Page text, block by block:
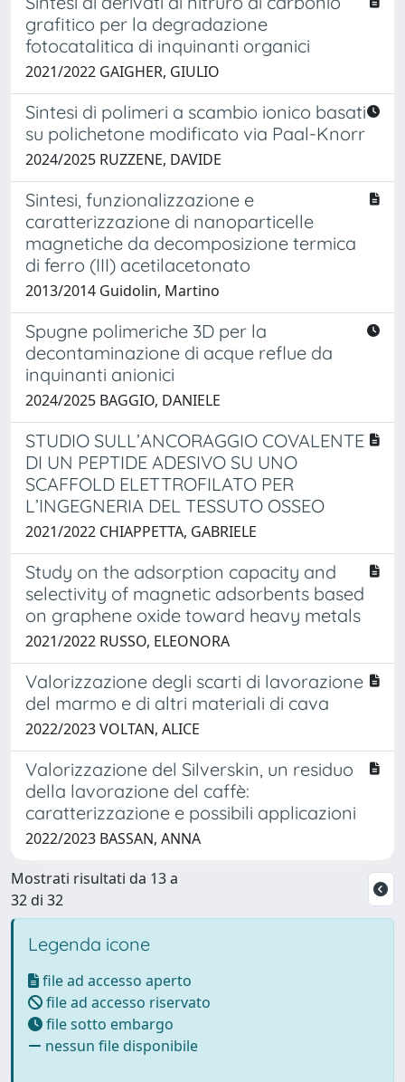
grafitico per la degradazione
fotocatalitica di inquinanti organici
2021/2022 GAIGHER, GIULIO
Sintesi di polimeri a scambio ionico basati
su polichetone modificato via Paal-Knorr
2024/2025 RUZZENE, DAVIDE
Sintesi, funzionalizzazione e
caratterizzazione di nanoparticelle
magnetiche da decomposizione termica
di ferro (III) acetilacetonato
2013/2014 Guidolin, Martino
Spugne polimeriche 3D per la
decontaminazione di acque reflue da
inquinanti anionici
2024/2025 BAGGIO, DANIELE
STUDIO SULL’ANCORAGGIO COVALENTE
DI UN PEPTIDE ADESIVO SU UNO
SCAFFOLD ELETTROFILATO PER
L’INGEGNERIA DEL TESSUTO OSSEO
2021/2022 CHIAPPETTA, GABRIELE
Study on the adsorption capacity and
selectivity of magnetic adsorbents based
on graphene oxide toward heavy metals
2021/2022 RUSSO, ELEONORA
Valorizzazione degli scarti di lavorazione
del marmo e di altri materiali di cava
2022/2023 VOLTAN, ALICE
Valorizzazione del Silverskin, un residuo
della lavorazione del caffè:
caratterizzazione e possibili applicazioni
2022/2023 BASSAN, ANNA
Mostrati risultati da 13 a
32 di 32
Legenda icone
file ad accesso aperto
file ad accesso riservato
file sotto embargo
nessun file disponibile